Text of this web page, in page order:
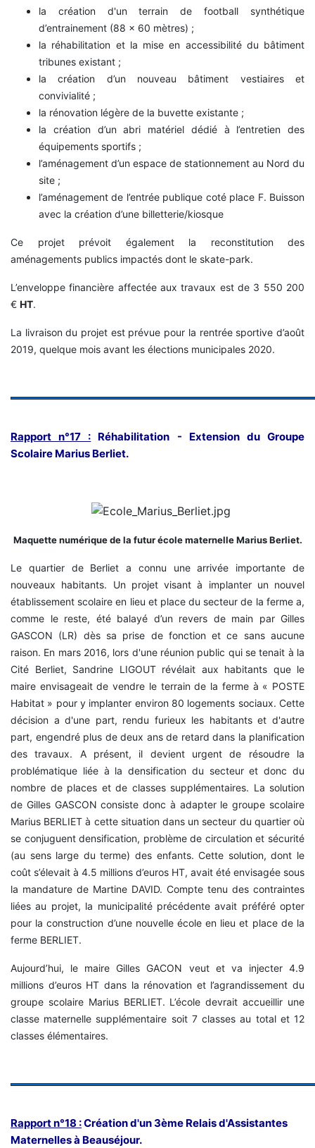
la création d'un terrain de football synthétique
d’entrainement (88 x 60 mètres) ;
la réhabilitation et la mise en accessibilité du bâtiment
tribunes existant ;
la création d’un nouveau bâtiment vestiaires et
convivialité ;
la rénovation légère de la buvette existante ;
la création d’un abri matériel dédié à l’entretien des
équipements sportifs ;
l’aménagement d’un espace de stationnement au Nord du
site ;
l’aménagement de l’entrée publique coté place F. Buisson
avec la création d’une billetterie/kiosque
Ce projet prévoit également la reconstitution des
aménagements publics impactés dont le skate-park.
L’enveloppe financière affectée aux travaux est de 3 550 200
€ HT.
La livraison du projet est prévue pour la rentrée sportive d’août
2019, quelque mois avant les élections municipales 2020.
Rapport n°17 : Réhabilitation - Extension du Groupe
Scolaire Marius Berliet.
Maquette numérique de la futur école maternelle Marius Berliet.
Le quartier de Berliet a connu une arrivée importante de
nouveaux habitants. Un projet visant à implanter un nouvel
établissement scolaire en lieu et place du secteur de la ferme a,
comme le reste, été balayé d’un revers de main par Gilles
GASCON (LR) dès sa prise de fonction et ce sans aucune
raison. En mars 2016, lors d'une réunion public qui se tenait à la
Cité Berliet, Sandrine LIGOUT révélait aux habitants que le
maire envisageait de vendre le terrain de la ferme à « POSTE
Habitat » pour y implanter environ 80 logements sociaux. Cette
décision a d'une part, rendu furieux les habitants et d'autre
part, engendré plus de deux ans de retard dans la planification
des travaux. A présent, il devient urgent de résoudre la
problématique liée à la densification du secteur et donc du
nombre de places et de classes supplémentaires. La solution
de Gilles GASCON consiste donc à adapter le groupe scolaire
Marius BERLIET à cette situation dans un secteur du quartier où
se conjuguent densification, problème de circulation et sécurité
(au sens large du terme) des enfants. Cette solution, dont le
coût s’élevait à 4.5 millions d’euros HT, avait été envisagée sous
la mandature de Martine DAVID. Compte tenu des contraintes
liées au projet, la municipalité précédente avait préféré opter
pour la construction d’une nouvelle école en lieu et place de la
ferme BERLIET.
Aujourd’hui, le maire Gilles GACON veut et va injecter 4.9
millions d’euros HT dans la rénovation et l’agrandissement du
groupe scolaire Marius BERLIET. L’école devrait accueillir une
classe maternelle supplémentaire soit 7 classes au total et 12
classes élémentaires.
Rapport n°18 :Création d'un 3ème Relais d'Assistantes
Maternelles à Beauséjour.